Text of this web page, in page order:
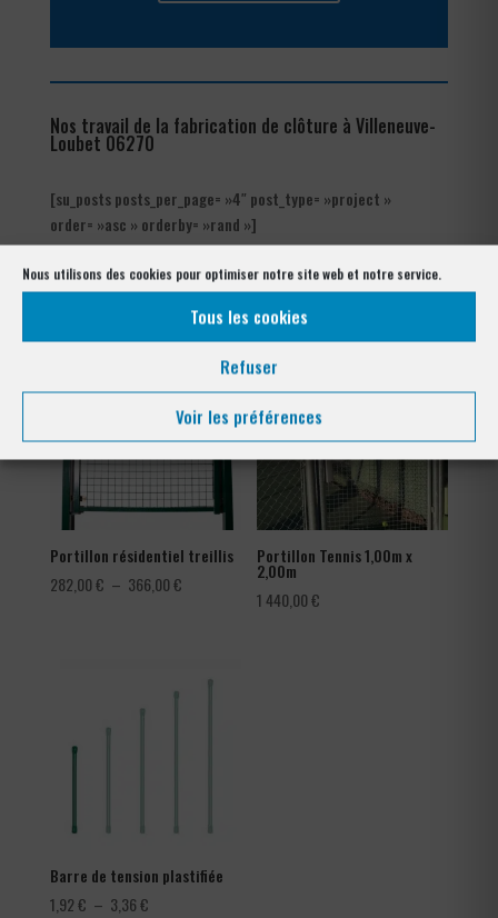
Nous utilisons des cookies pour optimiser notre site web et notre service.
Tous les cookies
Refuser
Voir les préférences
Nos travail de la fabrication de clôture à Villeneuve-
Loubet 06270
[su_posts posts_per_page= »4″ post_type= »project »
order= »asc » orderby= »rand »]
Nos références posés
à Villeneuve-Loubet 06270
Portillon résidentiel treillis
282,00€ – 366,00€Plage
Portillon Tennis 1,00m x
2,00m
1 440,00€
Barre de tension plastifiée
1,92€ – 3,36€Plage